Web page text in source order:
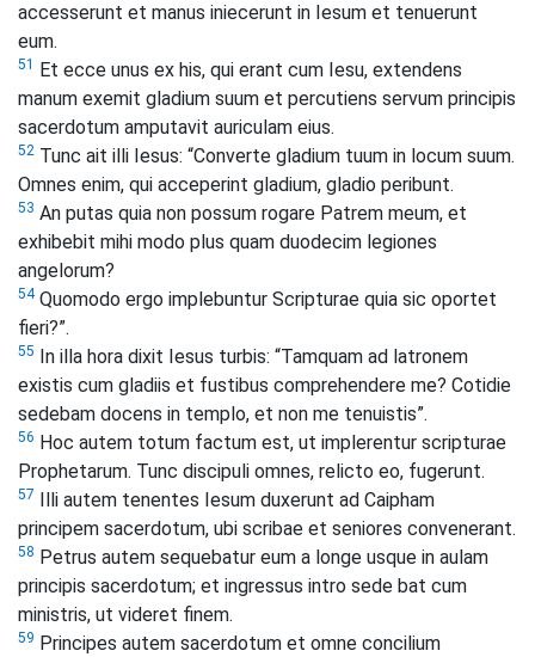
accesserunt et manus iniecerunt in Iesum et tenuerunt
eum.
51
Et ecce unus ex his, qui erant cum Iesu, extendens
manum exemit gladium suum et percutiens servum principis
sacerdotum amputavit auriculam eius.
52 Tunc ait illi Iesus: “Converte gladium tuum in locum suum.
Omnes enim, qui acceperint gladium, gladio peribunt.
53 An putas quia non possum rogare Patrem meum, et
exhibebit mihi modo plus quam duodecim legiones
angelorum?
54Quomodo ergo implebuntur Scripturae quia sic oportet
fieri?”.
55
In illa hora dixit Iesus turbis: “Tamquam ad latronem
existis cum gladiis et fustibus comprehendere me? Cotidie
sedebam docens in templo, et non me tenuistis”.
56 Hoc autem totum factum est, ut implerentur scripturae
Prophetarum. Tunc discipuli omnes, relicto eo, fugerunt.
57
Illi autem tenentes Iesum duxerunt ad Caipham
principem sacerdotum, ubi scribae et seniores convenerant.
58 Petrus autem sequebatur eum a longe usque in aulam
principis sacerdotum; et ingressus intro sede bat cum
ministris, ut videret finem.
59 Principes autem sacerdotum et omne concilium